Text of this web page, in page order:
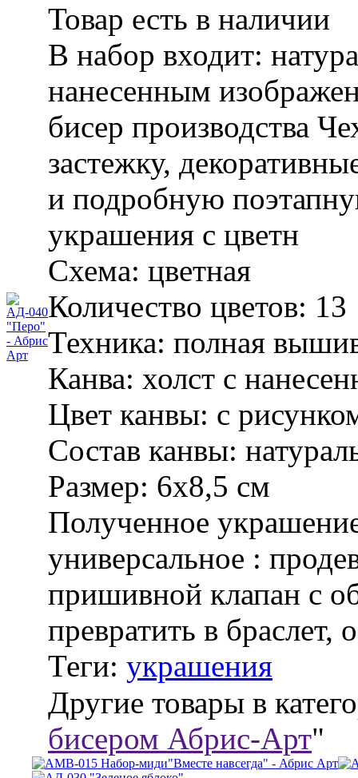
Товар есть в наличии
В набор входит:
нанесенным
бисер производства
застежку,
и подробную
украшения с цветн
Схема: цветная
Количество цветов: 13
Техника: полная
Канва: холст с
Цвет канвы: с
Состав канвы:
Размер: 6х8,5 см
Полученное
универсальное :
пришивной клапан с
превратить в
Теги: украшения
Другие товары в
бисером Абрис-Арт"